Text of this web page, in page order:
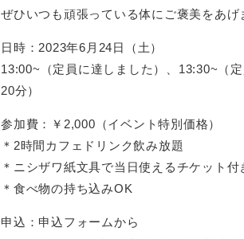
ぜひいつも頑張っている体にご褒美をあげ
日時：2023年6月24日（土）
13:00~（定員に達しました）、13:30~（
20分）
参加費：￥2,000（イベント特別価格）
＊2時間カフェドリンク飲み放題
＊ニシザワ紙文具で当日使えるチケット付
＊食べ物の持ち込みOK
申込：申込フォームから